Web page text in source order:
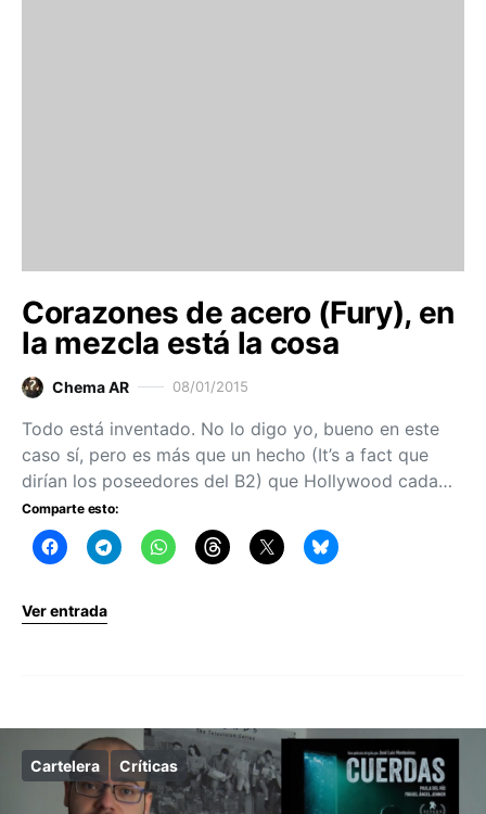
Corazones de acero (Fury), en
la mezcla está la cosa
Chema AR 08/01/2015
Todo está inventado. No lo digo yo, bueno en este
caso sí, pero es más que un hecho (It’s a fact que
dirían los poseedores del B2) que Hollywood cada…
Comparte esto:
Ver entrada
Cartelera Críticas